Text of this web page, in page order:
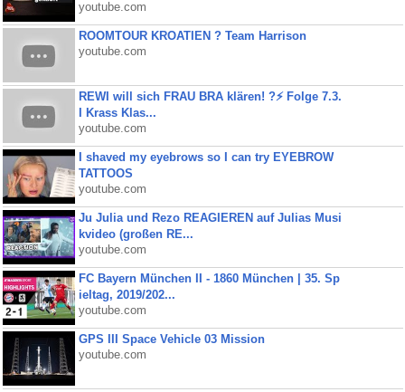
youtube.com
ROOMTOUR KROATIEN ? Team Harrison
youtube.com
REWI will sich FRAU BRA klären! ?⚡️ Folge 7.3.
I Krass Klas...
youtube.com
I shaved my eyebrows so I can try EYEBROW
TATTOOS
youtube.com
Ju Julia und Rezo REAGIEREN auf Julias Musi
kvideo (großen RE...
youtube.com
FC Bayern München II - 1860 München | 35. Sp
ieltag, 2019/202...
youtube.com
GPS III Space Vehicle 03 Mission
youtube.com